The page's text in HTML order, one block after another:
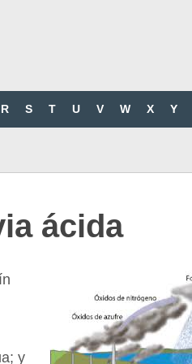
R S T U V W X Y
ácida
y